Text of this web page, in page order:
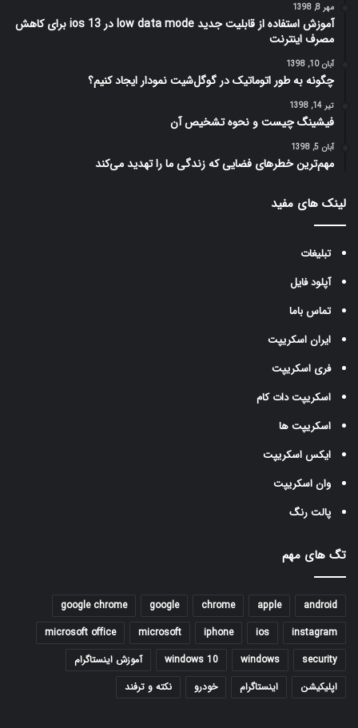
مهر 8, 1398
آموزش استفاده از قابلیت جدید low data mode در ios 13 برای کاهش
مصرف اینترنت
آبان 10, 1398
چگونه به طور اتوماتیک در گوگل‌شیت نمودار ایجاد کنیم؟
تیر 14, 1398
فیشینگ چیست و نحوه تشخیص آن
آبان 5, 1398
مهم‌ترین خطرهای فضایی که زندگی ما را تهدید می‌کند
لینک های مفید
تبلیغات
آپلود فایل
تماس باما
ایران اسکریپت
فری اسکریپت
اسکریپت دات کام
اسکریپت ها
ایکس اسکریپت
وان اسکریپت
پالت رنگ
تگ های مهم
android
apple
chrome
google
google chrome
instagram
ios
iphone
microsoft
microsoft office
security
windows
windows 10
آموزش اینستاگرام
اپلیکیشن
اینستاگرام خودرو نکته و ترفند